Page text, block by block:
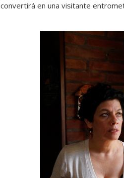
convertirá en una visitante